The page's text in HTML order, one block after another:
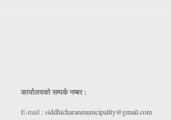
कार्यालयकाे सम्पर्क नम्बर :
E-mail : siddhicharanmunicipality@gmail.com